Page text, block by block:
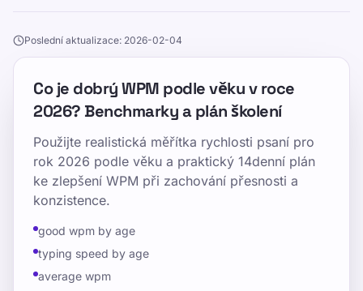
Poslední aktualizace: 2026-02-04
Co je dobrý WPM podle věku v roce
2026? Benchmarky a plán školení
Použijte realistická měřítka rychlosti psaní pro
rok 2026 podle věku a praktický 14denní plán
ke zlepšení WPM při zachování přesnosti a
konzistence.
good wpm by age
typing speed by age
average wpm